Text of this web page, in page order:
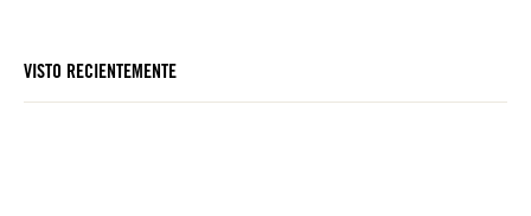
VISTO RECIENTEMENTE